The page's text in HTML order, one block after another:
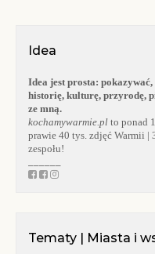
Idea
Idea jest prosta:
historię, kulturę, przyrodę,
ze mną.
kochamywarmie.pl to ponad
prawie 40 tys. zdjęć Warmii |
zespołu!
Tematy | Miasta i